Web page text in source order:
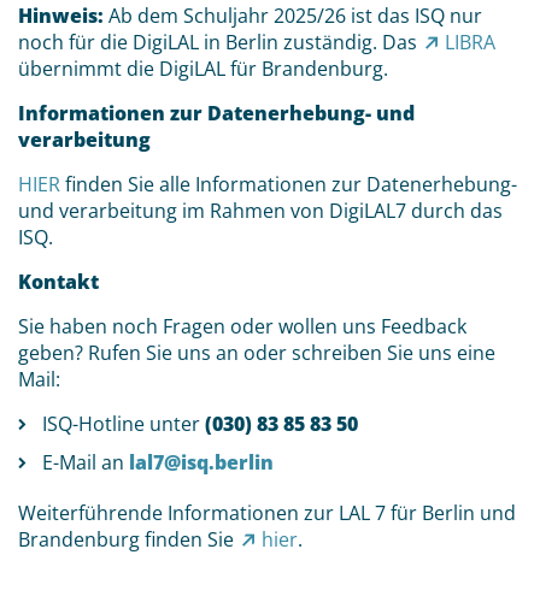
Hinweis: Ab dem Schuljahr 2025/26 ist das ISQ nur
noch für die DigiLAL in Berlin zuständig. Das
LIBRA
übernimmt die DigiLAL für Brandenburg.
Informationen zur Datenerhebung- und
verarbeitung
HIERfinden Sie alle Informationen zur Datenerhebung-
und verarbeitung im Rahmen von DigiLAL7 durch das
ISQ.
Kontakt
Sie haben noch Fragen oder wollen uns Feedback
geben? Rufen Sie uns an oder schreiben Sie uns eine
Mail:
ISQ-Hotline unter(030) 83 85 83 50
E-Mail an lal7@isq.berlin
Weiterführende Informationen zur LAL 7 für Berlin und
Brandenburg finden Sie
hier.